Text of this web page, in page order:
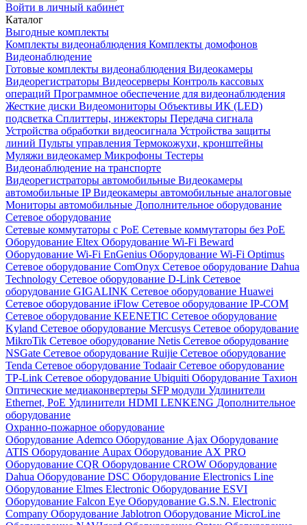
Войти в личный кабинет
Каталог
Выгодные комплекты
Комплекты видеонаблюдения Комплекты домофонов
Видеонаблюдение
Готовые комплекты видеонаблюдения Видеокамеры
Видеорегистраторы Видеосерверы Контроль кассовых
операций Программное обеспечение для видеонаблюдения
Жесткие диски Видеомониторы Объективы ИК (LED)
подсветка Сплиттеры, инжекторы Передача сигнала
Устройства обработки видеосигнала Устройства защиты
линий Пульты управления Термокожухи, кронштейны
Муляжи видеокамер Микрофоны Тестеры
Видеонаблюдение на транспорте
Видеорегистраторы автомобильные Видеокамеры
автомобильные IPВидеокамеры автомобильные аналоговые
Мониторы автомобильные Дополнительное оборудование
Сетевое оборудование
Сетевые коммутаторы с РоЕ Сетевые коммутаторы без РоЕ
Оборудование Eltex Оборудование Wi-Fi Beward
Оборудование Wi-Fi EnGenius Оборудование Wi-Fi Optimus
Сетевое оборудование ComOnyx Сетевое оборудование Dahua
Technology Сетевое оборудование D-Link Сетевое
оборудование GIGALINK Сетевое оборудование Huawei
Сетевое оборудование iFlow Сетевое оборудование IP-COM
Сетевое оборудование KEENETIC Сетевое оборудование
Kyland Сетевое оборудование Mercusys Сетевое оборудование
MikroTik Сетевое оборудование Netis Сетевое оборудование
NSGate Сетевое оборудование Ruijie Сетевое оборудование
Tenda Сетевое оборудование TodaairСетевое оборудование
TP-Link Сетевое оборудование Ubiquiti Оборудование Тахион
Оптические медиаконвертеры SFP модули Удлинители
Ethernet, PoE Удлинители HDMI LENKENG Дополнительное
оборудование
Охранно-пожарное оборудование
Оборудование Ademco Оборудование Ajax Оборудование
ATIS Оборудование Aupax Оборудование AX PRO
Оборудование CQR Оборудование CROW Оборудование
Dahua Оборудование DSC Оборудование Electronics Line
Оборудование Elmes Electronic Оборудование ESVI
Оборудование Falcon Eye Оборудование G.S.N. Electronic
Company Оборудование Jablotron Оборудование MicroLine